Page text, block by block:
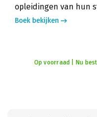
opleidingen van hun
Boek bekijken
Op voorraad | Nu